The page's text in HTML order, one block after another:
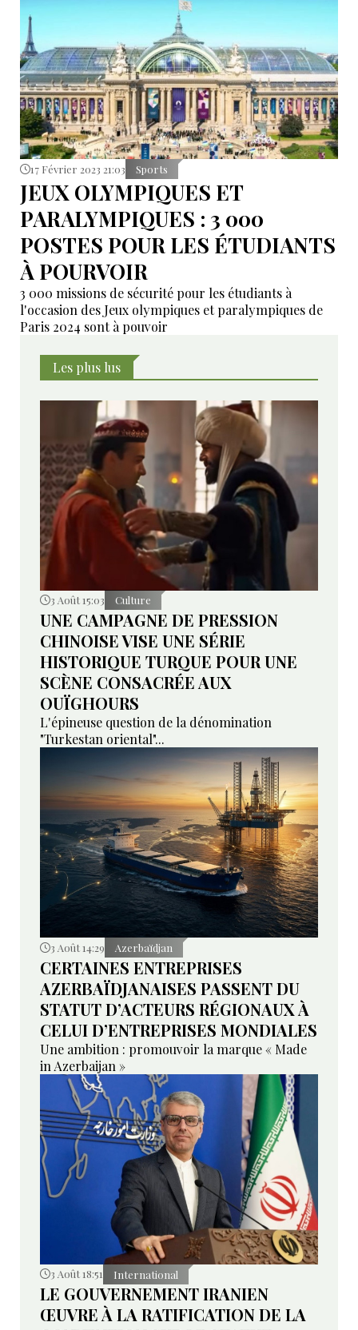
17 Février 2023 21:03 Sports
JEUX OLYMPIQUES ET
PARALYMPIQUES : 3 000
POSTES POUR LES ÉTUDIANTS
À POURVOIR
3 000 missions de sécurité pour les étudiants à
l'occasion des Jeux olympiques et paralympiques de
Paris 2024 sont à pouvoir
Les plus lus
3 Août 15:03 Culture
UNE CAMPAGNE DE PRESSION
CHINOISE VISE UNE SÉRIE
HISTORIQUE TURQUE POUR UNE
SCÈNE CONSACRÉE AUX
OUÏGHOURS
L'épineuse question de la dénomination
"Turkestan oriental"...
3 Août 14:29 Azerbaïdjan
CERTAINES ENTREPRISES
AZERBAÏDJANAISES PASSENT DU
STATUT D’ACTEURS RÉGIONAUX À
CELUI D’ENTREPRISES MONDIALES
Une ambition : promouvoir la marque « Made
in Azerbaijan »
3 Août 18:51 International
LE GOUVERNEMENT IRANIEN
ŒUVRE À LA RATIFICATION DE LA